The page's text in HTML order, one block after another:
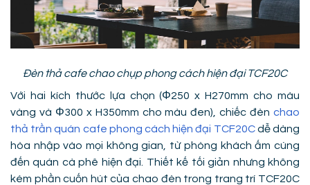
Đèn thả cafe chao chụp phong cách hiện đại TCF20C
Với hai kích thước lựa chọn (Φ250 x H270mm cho màu
vàng và Φ300 x H350mm cho màu đen), chiếc đèn chao
thả trần quán cafe phong cách hiện đại TCF20C dễ dàng
hòa nhập vào mọi không gian, từ phòng khách ấm cúng
đến quán cà phê hiện đại. Thiết kế tối giản nhưng không
kém phần cuốn hút của chao đèn trong trang trí TCF20C